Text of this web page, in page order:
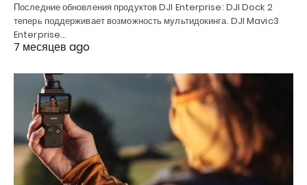
Последние обновления продуктов DJI Enterprise: DJI Dock 2
теперь поддерживает возможность мультидокинга. DJI Mavic3
Enterprise…
7 месяцев ago